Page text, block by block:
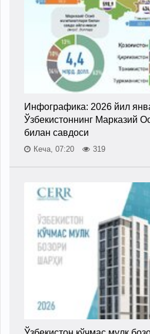
Инфографика: 2026 йил
Ўзбекистоннинг Марказий
билан савдоси
Кеча, 07:20 319